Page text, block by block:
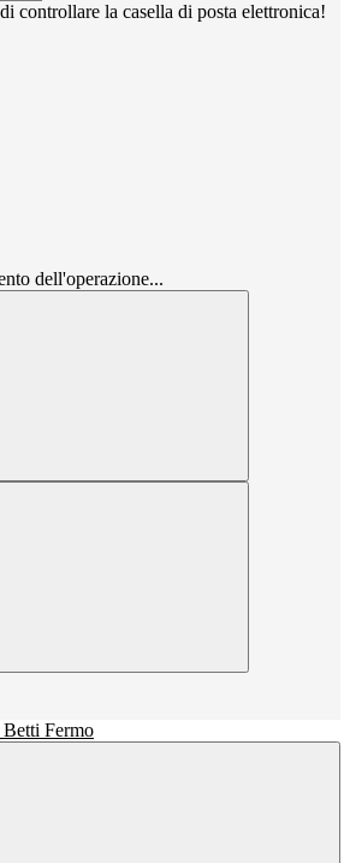
controllare la casella di posta elettronica!
dell'operazione...